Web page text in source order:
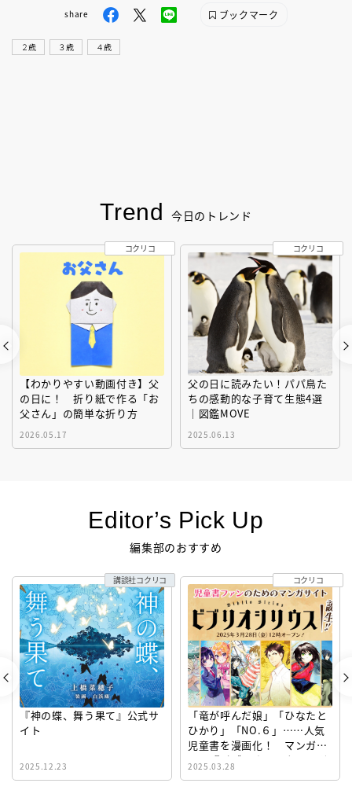
share ブックマーク
２歳 ３歳 ４歳
Trend 今日のトレンド
【わかりやすい動画付き】父
の日に！ 折り紙で作る「お
父さん」の簡単な折り方
2026.05.17
コクリコ
父の日に読みたい！パパ鳥た
ちの感動的な子育て生態4選
｜図鑑MOVE
2025.06.13
コクリコ
Editor’s Pick Up
編集部のおすすめ
『神の蝶、舞う果て』公式サ
イト
2025.12.23
講談社コクリコ
「竜が呼んだ娘」「ひなたと
ひかり」「NO.６」……人気
児童書を漫画化！ マンガサ
イト『ビブリオシリウス』誕
生！
2025.03.28
コクリコ